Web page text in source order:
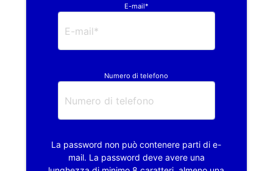
E-mail*
Numero di telefono
La password non può contenere parti di e-
mail. La password deve avere una